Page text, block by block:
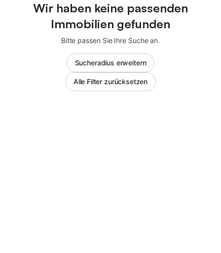
Wir haben keine passenden
Immobilien gefunden
Bitte passen Sie Ihre Suche an.
Sucheradius erweitern
Alle Filter zurücksetzen